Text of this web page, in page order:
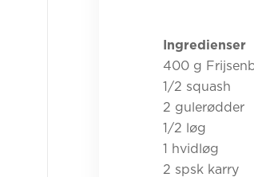
Ingredienser
400 g
1/2 squash
2 gulerødder
1/2 løg
1 hvidløg
2 spsk karry